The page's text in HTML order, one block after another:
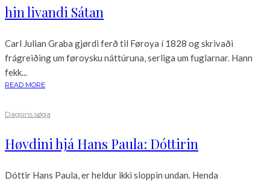
hin livandi Sátan
Carl Julian Graba gjørdi ferð til Føroya í 1828 og skrivaði
frágreiðing um føroysku náttúruna, serliga um fuglarnar. Hann
fekk...
READ MORE
Dagsins søga
Høvdini hjá Hans Paula: Dóttirin
Dóttir Hans Paula, er heldur ikki sloppin undan. Henda